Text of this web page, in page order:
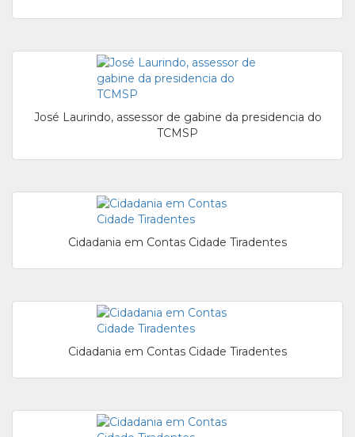
José Laurindo, assessor de gabine da presidencia do
TCMSP
Cidadania em Contas Cidade Tiradentes
Cidadania em Contas Cidade Tiradentes